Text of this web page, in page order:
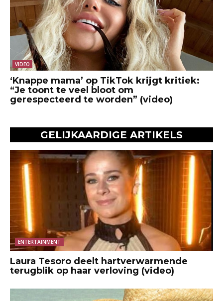
VIDEO
‘Knappe mama’ op TikTok krijgt kritiek:
“Je toont te veel bloot om
gerespecteerd te worden” (video)
GELIJKAARDIGE ARTIKELS
ENTERTAINMENT
Laura Tesoro deelt hartverwarmende
terugblik op haar verloving (video)